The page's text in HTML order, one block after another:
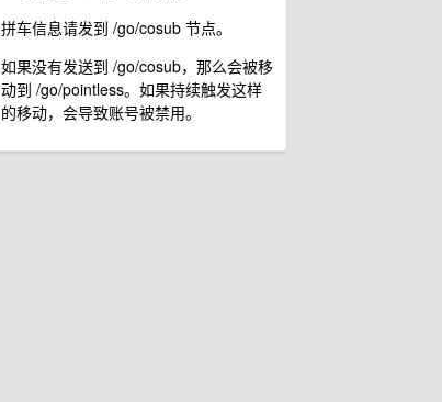
拼车信息请发到 /go/cosub 节点。
如果没有发送到 /go/cosub，那么会被移
动到 /go/pointless。如果持续触发这样
的移动，会导致账号被禁用。